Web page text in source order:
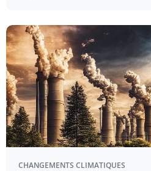
CHANGEMENTS CLIMATIQUES